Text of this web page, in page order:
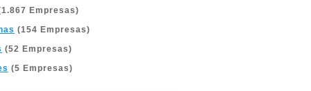
Empresas)
(154 Empresas)
(52 Empresas)
(5 Empresas)